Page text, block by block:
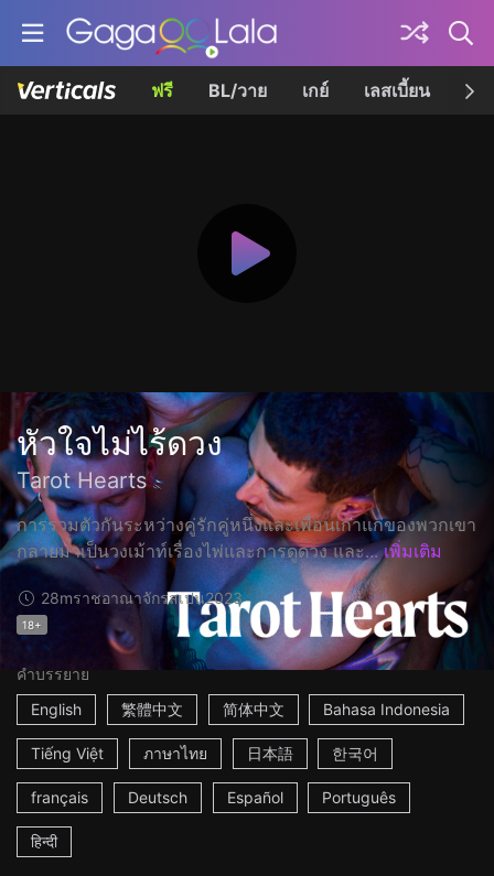
ฟรี BL/วาย เกย์ เลสเบี้ยน เค
หัวใจไม่ไร้ดวง
Tarot Hearts
การรวมตัวกันระหว่างคู่รักคู่หนึ่งและเพื่อนเก่าแก่ของพวกเขา
กลายมาเป็นวงเม้าท์เรื่องไพ่และการดูดวง และ... เพิ่มเติม
28mราชอาณาจักรสเปน2023
18+
คำบรรยาย
English
繁體中文 简体中文 Bahasa Indonesia
Tiếng Việt ภาษาไทย 日本語 한국어
français Deutsch Español Português
हिन्दी